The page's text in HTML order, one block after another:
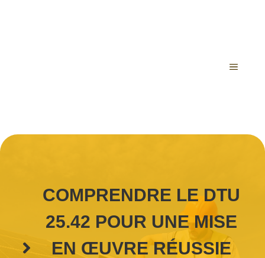
MENU
COMPRENDRE LE DTU
25.42 POUR UNE MISE
EN ŒUVRE RÉUSSIE